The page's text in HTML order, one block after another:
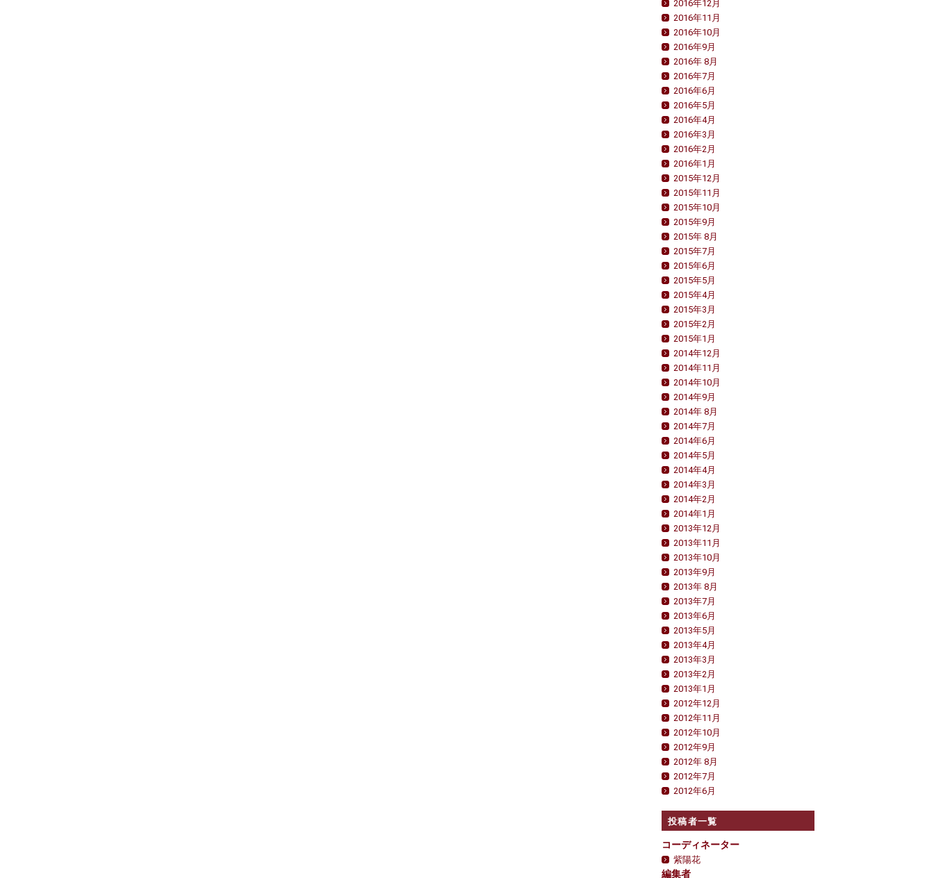
2016年12月
2016年11月
2016年10月
2016年9月
2016年 8月
2016年7月
2016年6月
2016年5月
2016年4月
2016年3月
2016年2月
2016年1月
2015年12月
2015年11月
2015年10月
2015年9月
2015年 8月
2015年7月
2015年6月
2015年5月
2015年4月
2015年3月
2015年2月
2015年1月
2014年12月
2014年11月
2014年10月
2014年9月
2014年 8月
2014年7月
2014年6月
2014年5月
2014年4月
2014年3月
2014年2月
2014年1月
2013年12月
2013年11月
2013年10月
2013年9月
2013年 8月
2013年7月
2013年6月
2013年5月
2013年4月
2013年3月
2013年2月
2013年1月
2012年12月
2012年11月
2012年10月
2012年9月
2012年 8月
2012年7月
2012年6月
投稿者一覧
コーディネーター
紫陽花
編集者